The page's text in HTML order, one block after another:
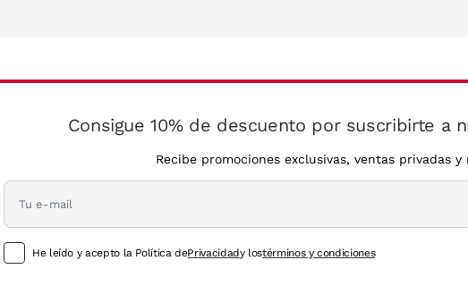
Consigue 10% de descuento por suscribirte a
Recibe promociones exclusivas, ventas privadas y
He leído y acepto la Política dePrivacidady lostérminos y condiciones